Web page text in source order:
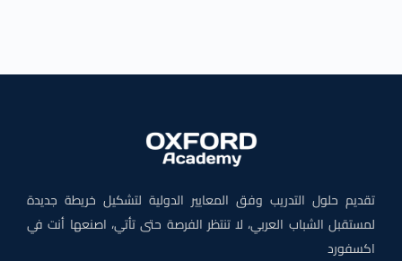
تقديم حلول التدريب وفق المعايير الدولية لتشكيل خريطة جديدة
لمستقبل الشباب العربي، لا تنتظر الفرصة حتى تأتي، اصنعها أنت في
اكسفورد